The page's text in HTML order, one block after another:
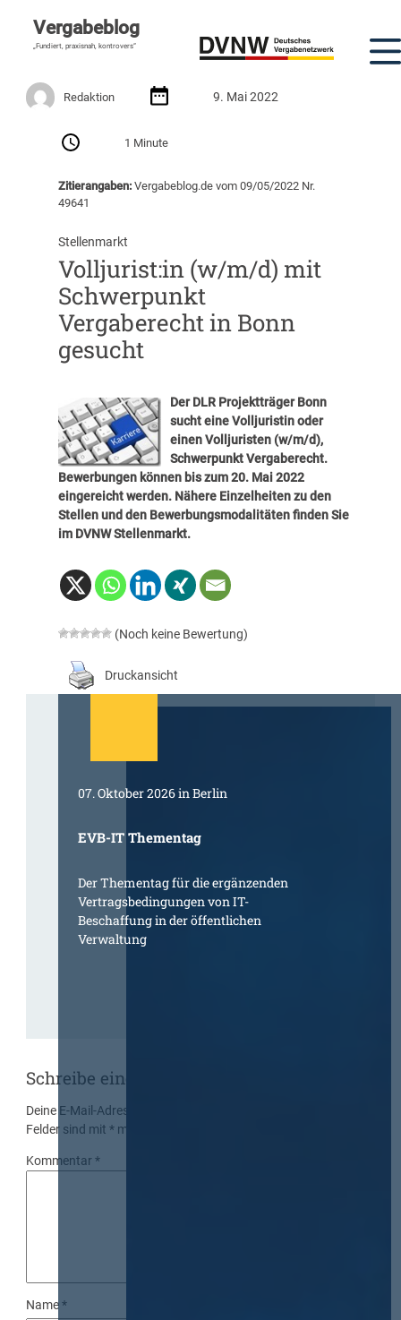
Vergabeblog
„Fundiert, praxisnah, kontrovers“
Redaktion 9. Mai 2022
1 Minute
Zitierangaben:Vergabeblog.de vom 09/05/2022 Nr.
49641
Stellenmarkt
Volljurist:in (w/m/d) mit
Schwerpunkt
Vergaberecht in Bonn
gesucht
Der DLR Projektträger Bonn
sucht eineVolljuristin oder
einen Volljuristen (w/m/d),
Schwerpunkt Vergaberecht.
Bewerbungen können bis zum 20. Mai 2022
eingereicht werden. Nähere Einzelheiten zu den
Stellen und den Bewerbungsmodalitäten finden Sie
im DVNW Stellenmarkt.
(Noch keine Bewertung)
Druckansicht
07. Oktober 2026 in Berlin
EVB-IT Thementag
Der Thementag für die ergänzenden
Vertragsbedingungen von IT-
Beschaffung in der öffentlichen
Verwaltung
Schreibe einen Kommentar
Deine E-Mail-Adresse wird nicht veröffentlicht.
Felder sind mit* markiert
Kommentar*
Name*